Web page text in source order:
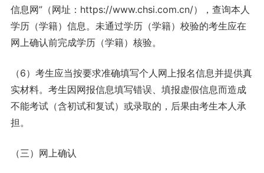
信息网”（网址：https://www.chsi.com.cn/），查询本人
学历（学籍）信息。未通过学历（学籍）校验的考生应在
网上确认前完成学历（学籍）核验。
（6）考生应当按要求准确填写个人网上报名信息并提供真
实材料。考生因网报信息填写错误、填报虚假信息而造成
不能考试（含初试和复试）或录取的，后果由考生本人承
担。
（三）网上确认